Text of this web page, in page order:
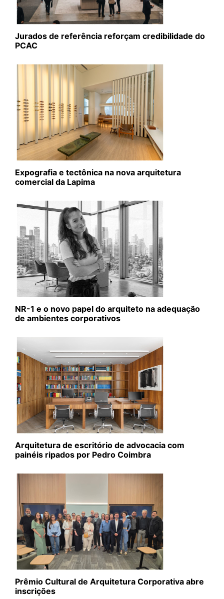
Jurados de referência reforçam credibilidade do
PCAC
Expografia e tectônica na nova arquitetura
comercial da Lapima
NR-1 e o novo papel do arquiteto na adequação
de ambientes corporativos
Arquitetura de escritório de advocacia com
painéis ripados por Pedro Coimbra
Prêmio Cultural de Arquitetura Corporativa abre
inscrições